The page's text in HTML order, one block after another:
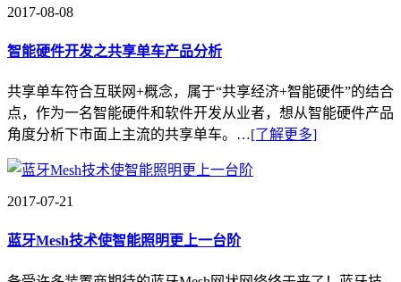
智能硬件开发之共享单车产品分析
共享单车符合互联网+概念，属于“共享经济+智能硬件”的结合
点，作为一名智能硬件和软件开发从业者，想从智能硬件产品
角度分析下市面上主流的共享单车。… [了解更多]